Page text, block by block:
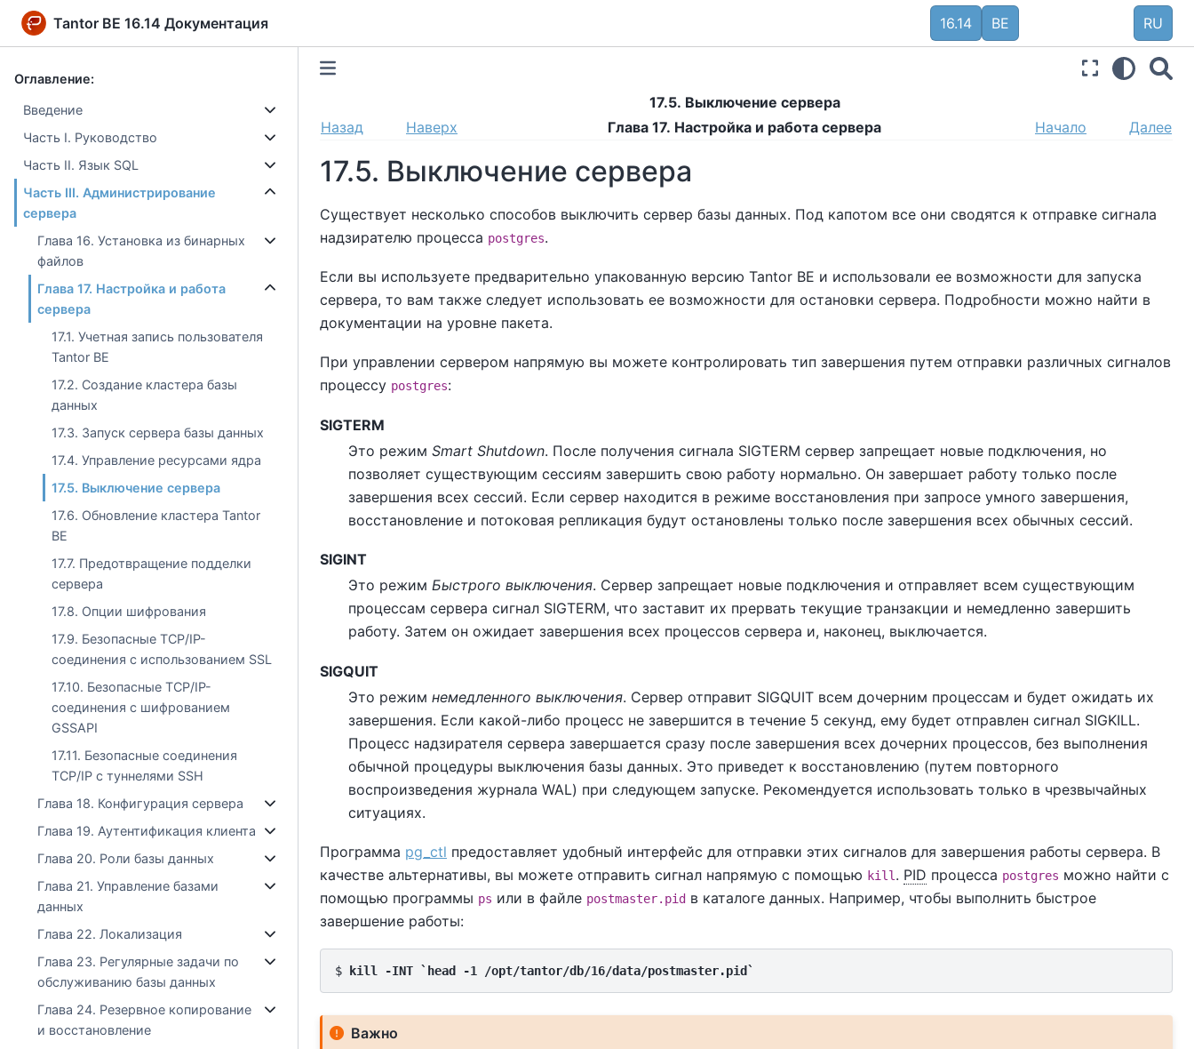
Tantor BE 16.14 Документация 16.14 BE RU
Оглавление:
Введение
Часть I. Руководство
Часть II. Язык SQL
Часть III. Администрирование
сервера
Глава 16. Установка из бинарных
файлов
Глава 17. Настройка и работа
сервера
17.1. Учетная запись пользователя
Tantor BE
17.2. Создание кластера базы
данных
17.3. Запуск сервера базы данных
17.4. Управление ресурсами ядра
17.5. Выключение сервера
17.6. Обновление кластера Tantor
BE
17.7. Предотвращение подделки
сервера
17.8. Опции шифрования
17.9. Безопасные TCP/IP-
соединения с использованием SSL
17.10. Безопасные TCP/IP-
соединения с шифрованием
GSSAPI
17.11. Безопасные соединения
TCP/IP с туннелями SSH
Глава 18. Конфигурация сервера
Глава 19. Аутентификация клиента
Глава 20. Роли базы данных
Глава 21. Управление базами
данных
Глава 22. Локализация
Глава 23. Регулярные задачи по
обслуживанию базы данных
Глава 24. Резервное копирование
и восстановление
17.5. Выключение сервера
Назад
Наверх Глава 17. Настройка и работа сервера Начало Далее
17.5. Выключение сервера
Существует несколько способов выключить сервер базы данных. Под капотом все они сводятся к отправке сигнала
надзирателю процесса postgres.
Если вы используете предварительно упакованную версию Tantor BE и использовали ее возможности для запуска
сервера, то вам также следует использовать ее возможности для остановки сервера. Подробности можно найти в
документации на уровне пакета.
При управлении сервером напрямую вы можете контролировать тип завершения путем отправки различных сигналов
процессу postgres:
SIGTERM
Это режим Smart Shutdown. После получения сигнала SIGTERM сервер запрещает новые подключения, но
позволяет существующим сессиям завершить свою работу нормально. Он завершает работу только после
завершения всех сессий. Если сервер находится в режиме восстановления при запросе умного завершения,
восстановление и потоковая репликация будут остановлены только после завершения всех обычных сессий.
SIGINT
Это режим Быстрого выключения. Сервер запрещает новые подключения и отправляет всем существующим
процессам сервера сигнал SIGTERM, что заставит их прервать текущие транзакции и немедленно завершить
работу. Затем он ожидает завершения всех процессов сервера и, наконец, выключается.
SIGQUIT
Это режим немедленного выключения. Сервер отправит SIGQUIT всем дочерним процессам и будет ожидать их
завершения. Если какой-либо процесс не завершится в течение 5 секунд, ему будет отправлен сигнал SIGKILL.
Процесс надзирателя сервера завершается сразу после завершения всех дочерних процессов, без выполнения
обычной процедуры выключения базы данных. Это приведет к восстановлению (путем повторного
воспроизведения журнала WAL) при следующем запуске. Рекомендуется использовать только в чрезвычайных
ситуациях.
Программа pg_ctl предоставляет удобный интерфейс для отправки этих сигналов для завершения работы сервера. В
качестве альтернативы, вы можете отправить сигнал напрямую с помощью kill . PID процесса postgres можно найти с
помощью программы ps или в файле postmaster.pid в каталоге данных. Например, чтобы выполнить быстрое
завершение работы:
$ kill -INT `head -1 /opt/tantor/db/16/data/postmaster.pid`
Важно